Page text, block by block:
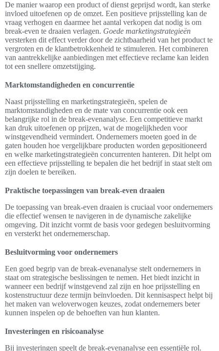
De manier waarop een product of dienst geprijsd wordt, kan sterke
invloed uitoefenen op de omzet. Een positieve prijsstelling kan de
vraag verhogen en daarmee het aantal verkopen dat nodig is om
break-even te draaien verlagen. Goede marketingstrategieën
versterken dit effect verder door de zichtbaarheid van het product te
vergroten en de klantbetrokkenheid te stimuleren. Het combineren
van aantrekkelijke aanbiedingen met effectieve reclame kan leiden
tot een snellere omzetstijging.
Marktomstandigheden en concurrentie
Naast prijsstelling en marketingstrategieën, spelen de
marktomstandigheden en de mate van concurrentie ook een
belangrijke rol in de break-evenanalyse. Een competitieve markt
kan druk uitoefenen op prijzen, wat de mogelijkheden voor
winstgevendheid vermindert. Ondernemers moeten goed in de
gaten houden hoe vergelijkbare producten worden gepositioneerd
en welke marketingstrategieën concurrenten hanteren. Dit helpt om
een effectieve prijsstelling te bepalen die het bedrijf in staat stelt om
zijn doelen te bereiken.
Praktische toepassingen van break-even draaien
De toepassing van break-even draaien is cruciaal voor ondernemers
die effectief wensen te navigeren in de dynamische zakelijke
omgeving. Dit inzicht vormt de basis voor gedegen besluitvorming
en versterkt het ondernemerschap.
Besluitvorming voor ondernemers
Een goed begrip van de break-evenanalyse stelt ondernemers in
staat om strategische beslissingen te nemen. Het biedt inzicht in
wanneer een bedrijf winstgevend zal zijn en hoe prijsstelling en
kostenstructuur deze termijn beïnvloeden. Dit kennisaspect helpt bij
het maken van weloverwogen keuzes, zodat ondernemers beter
kunnen inspelen op de behoeften van hun klanten.
Investeringen en risicoanalyse
Bij investeringen speelt de break-evenanalyse een essentiële rol.